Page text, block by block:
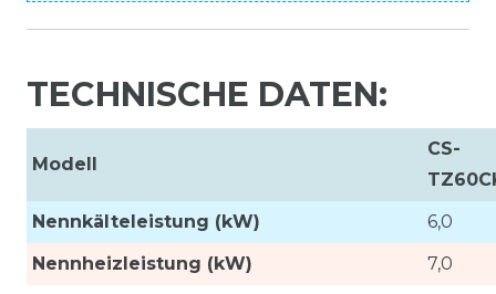
TECHNISCHE DATEN:
Modell
CS-
Nennkälteleistung (kW)
6,0
Nennheizleistung (kW)
7,0